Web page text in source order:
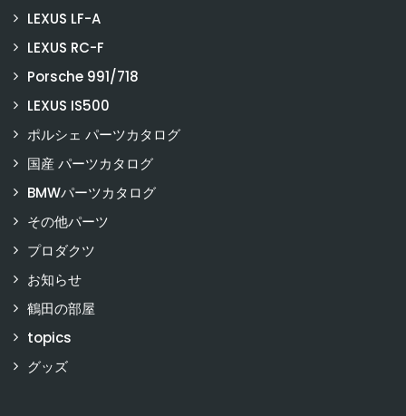
LEXUS LF-A
LEXUS RC-F
Porsche 991/718
LEXUS IS500
ポルシェ パーツカタログ
国産 パーツカタログ
BMWパーツカタログ
その他パーツ
プロダクツ
お知らせ
鶴田の部屋
topics
グッズ